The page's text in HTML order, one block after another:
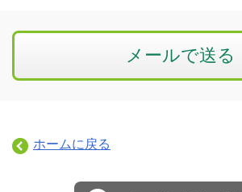
メールで送る
ホームに戻る